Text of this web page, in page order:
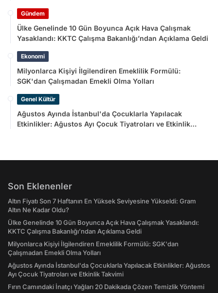
Gündem
Ülke Genelinde 10 Gün Boyunca Açık Hava Çalışmak
Yasaklandı: KKTC Çalışma Bakanlığı’ndan Açıklama Geldi
Ekonomi
Milyonlarca Kişiyi İlgilendiren Emeklilik Formülü:
SGK'dan Çalışmadan Emekli Olma Yolları
Genel Kültür
Ağustos Ayında İstanbul'da Çocuklarla Yapılacak
Etkinlikler: Ağustos Ayı Çocuk Tiyatroları ve Etkinlik
Son Eklenenler
Altın Fiyatı Son 7 Haftanın En Yüksek Seviyesine Yükseldi: Gram
Altın Ne Kadar Oldu?
Ülke Genelinde 10 Gün Boyunca Açık Hava Çalışmak Yasaklandı:
KKTC Çalışma Bakanlığı’ndan Açıklama Geldi
Milyonlarca Kişiyi İlgilendiren Emeklilik Formülü: SGK'dan
Çalışmadan Emekli Olma Yolları
Ağustos Ayında İstanbul'da Çocuklarla Yapılacak Etkinlikler: Ağustos
Ayı Çocuk Tiyatroları ve Etkinlik Takvimi
Fırın Camındaki İnatçı Yağları 20 Dakikada Çözen Temizlik Yöntemi